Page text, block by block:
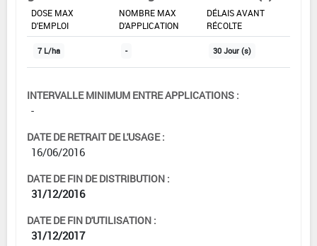
DOSE MAX
D'EMPLOI
NOMBRE MAX
D'APPLICATION
DÉLAIS AVANT
RÉCOLTE
7 L/ha - 30 Jour (s)
INTERVALLE MINIMUM ENTRE APPLICATIONS :
-
DATE DE RETRAIT DE L'USAGE :
16/06/2016
DATE DE FIN DE DISTRIBUTION :
31/12/2016
DATE DE FIN D'UTILISATION :
31/12/2017